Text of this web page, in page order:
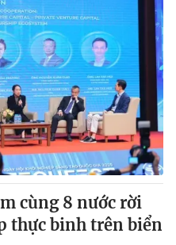
cùng 8 nước rời
thực binh trên biển